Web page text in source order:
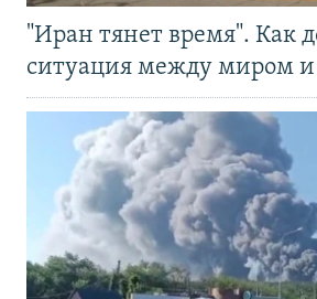
"Иран тянет время". Как
ситуация между миром и